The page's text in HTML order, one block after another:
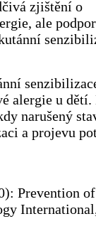
zjištění o
ale
alergie u dětí.
narušený
a projevu
Prevention